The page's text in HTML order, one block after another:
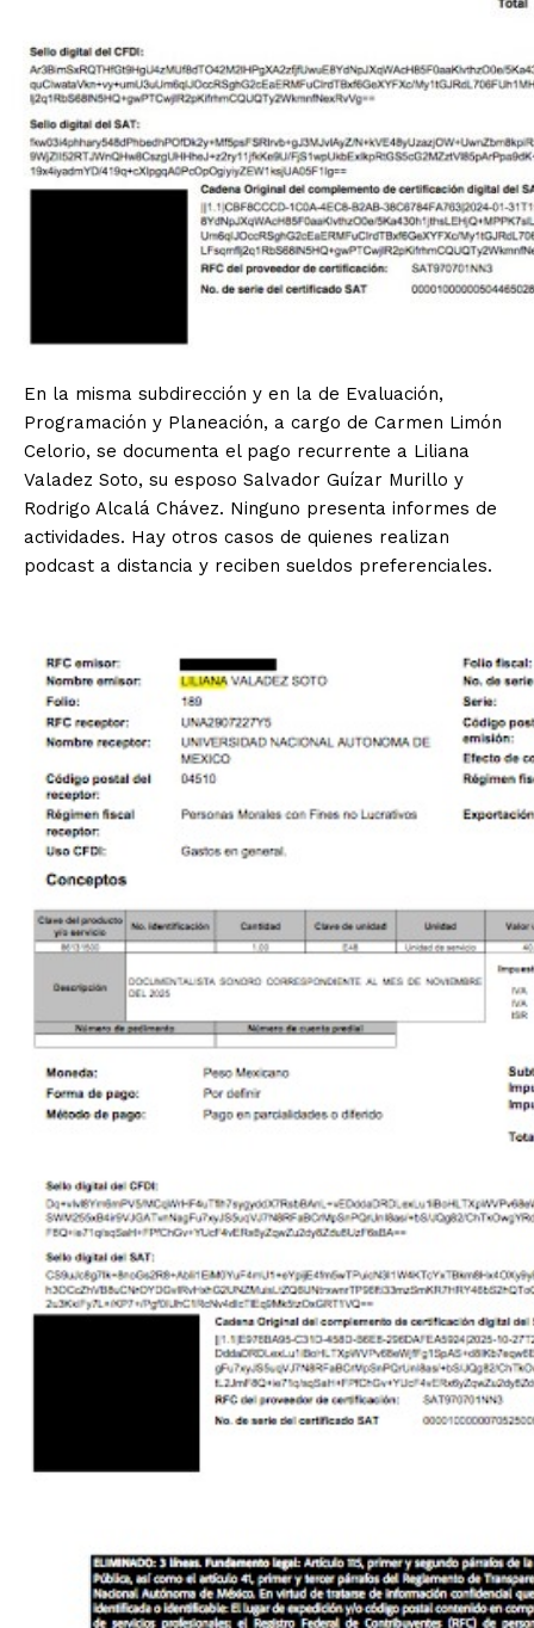
En la misma subdirección y en la de Evaluación,
Programación y Planeación, a cargo de Carmen Limón
Celorio, se documenta el pago recurrente a Liliana
Valadez Soto, su esposo Salvador Guízar Murillo y
Rodrigo Alcalá Chávez. Ninguno presenta informes de
actividades. Hay otros casos de quienes realizan
podcast a distancia y reciben sueldos preferenciales.